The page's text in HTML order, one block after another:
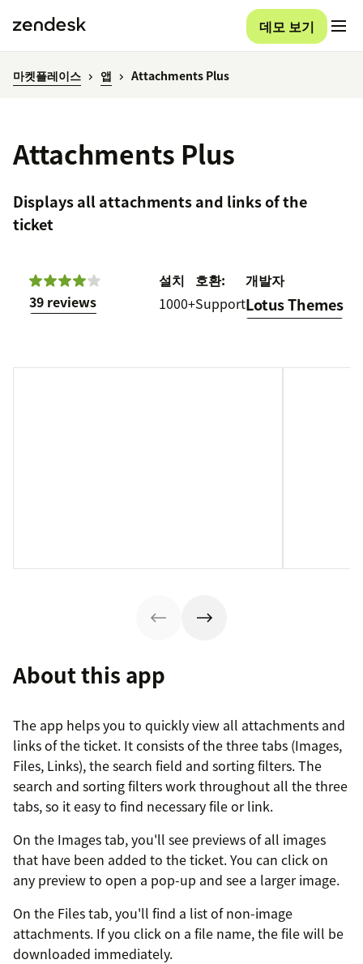
데모 보기
마켓플레이스 앱 Attachments Plus
Attachments Plus
Displays all attachments and links of the
ticket
39 reviews
설치
1000+
호환:
Support
개발자
Lotus Themes
About this app
The app helps you to quickly view all attachments and
links of the ticket. It consists of the three tabs (Images,
Files, Links), the search field and sorting filters. The
search and sorting filters work throughout all the three
tabs, so it easy to find necessary file or link.
On the Images tab, you'll see previews of all images
that have been added to the ticket. You can click on
any preview to open a pop-up and see a larger image.
On the Files tab, you'll find a list of non-image
attachments. If you click on a file name, the file will be
downloaded immediately.